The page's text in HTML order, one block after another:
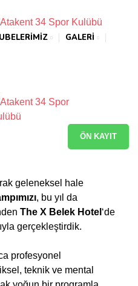
GALERİ
ÖN KAYIT
geleneksel hale
, bu yıl da
The X Belek Hotel ‘de
gerçekleştirdik.
profesyonel
teknik ve mental